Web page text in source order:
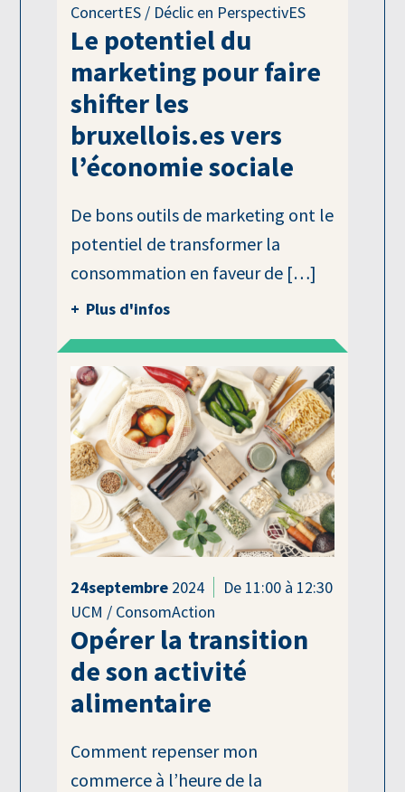
ConcertES / Déclic en PerspectivES
Le potentiel du
marketing pour faire
shifter les
bruxellois.es vers
l’économie sociale
De bons outils de marketing ont le
potentiel de transformer la
consommation en faveur de […]
Plus d'infos
24septembre 2024
De 11:00 à 12:30
UCM / ConsomAction
Opérer la transition
de son activité
alimentaire
Comment repenser mon
commerce à l’heure de la